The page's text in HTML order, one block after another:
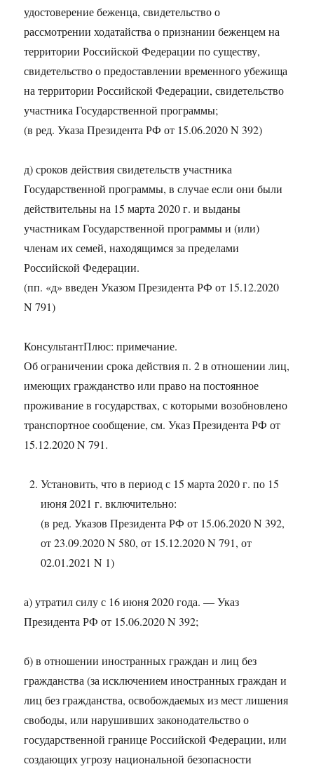
удостоверение беженца, свидетельство о
рассмотрении ходатайства о признании беженцем на
территории Российской Федерации по существу,
свидетельство о предоставлении временного убежища
на территории Российской Федерации, свидетельство
участника Государственной программы;
(в ред. Указа Президента РФ от 15.06.2020 N 392)
д) сроков действия свидетельств участника
Государственной программы, в случае если они были
действительны на 15 марта 2020 г. и выданы
участникам Государственной программы и (или)
членам их семей, находящимся за пределами
Российской Федерации.
(пп. «д» введен Указом Президента РФ от 15.12.2020
N 791)
КонсультантПлюс: примечание.
Об ограничении срока действия п. 2 в отношении лиц,
имеющих гражданство или право на постоянное
проживание в государствах, с которыми возобновлено
транспортное сообщение, см. Указ Президента РФ от
15.12.2020 N 791.
Установить, что в период с 15 марта 2020 г. по 15
июня 2021 г. включительно:
(в ред. Указов Президента РФ от 15.06.2020 N 392,
от 23.09.2020 N 580, от 15.12.2020 N 791, от
02.01.2021 N 1)
а) утратил силу с 16 июня 2020 года. — Указ
Президента РФ от 15.06.2020 N 392;
б) в отношении иностранных граждан и лиц без
гражданства (за исключением иностранных граждан и
лиц без гражданства, освобождаемых из мест лишения
свободы, или нарушивших законодательство о
государственной границе Российской Федерации, или
создающих угрозу национальной безопасности